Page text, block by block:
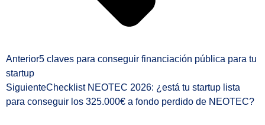
Anterior5 claves para conseguir financiación pública para tu
startup
SiguienteChecklist NEOTEC 2026: ¿está tu startup lista
para conseguir los 325.000€ a fondo perdido de NEOTEC?